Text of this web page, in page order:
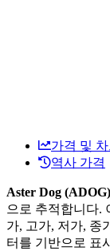
가격 및 차
역사 가격
Aster Dog (ADOG)
으로 추적합니다.
가, 고가, 저가, 종
터를 기반으로 표